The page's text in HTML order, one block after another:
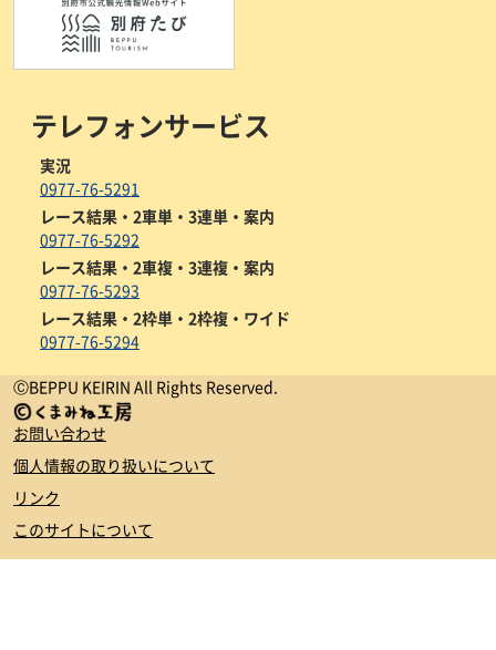
テレフォンサービス
実況
0977-76-5291
レース結果・2車単・3連単・案内
0977-76-5292
レース結果・2車複・3連複・案内
0977-76-5293
レース結果・2枠単・2枠複・ワイド
0977-76-5294
ⒸBEPPU KEIRIN All Rights Reserved.
お問い合わせ
個人情報の取り扱いについて
リンク
このサイトについて